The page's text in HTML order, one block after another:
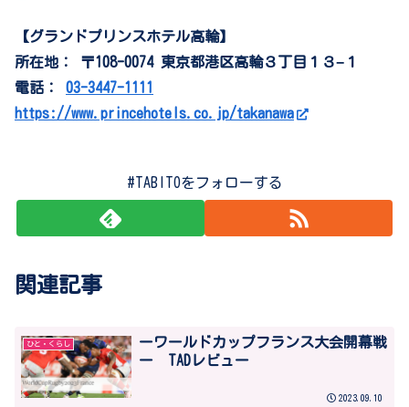
【グランドプリンスホテル高輪】
所在地： 〒108-0074 東京都港区高輪３丁目１３−１
電話： 03-3447-1111
https://www.princehotels.co.jp/takanawa
#TABITOをフォローする
関連記事
ひと・くらし
ーワールドカップフランス大会開幕戦
ー TADレビュー
2023.09.10